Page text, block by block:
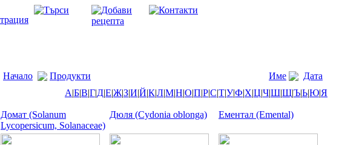
Начало Продукти Име
Дата
А|Б|В|Г|Д|Е|Ж|З|И|Й|К|Л|М|Н|О|П|Р|С|Т|У|Ф|Х|Ц|Ч|Ш|Щ|Ъ|Ь|Ю|Я
Домат (Solanum
Lycopersicum, Solanaceae)
Дюля (Cydonia oblonga) Ементал (Emental)